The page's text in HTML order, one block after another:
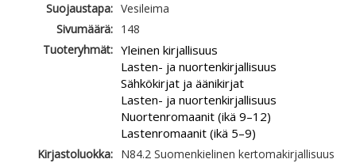
Suojaustapa: Vesileima
Sivumäärä: 148
Tuoteryhmät: Yleinen kirjallisuus
Lasten- ja nuortenkirjallisuus
Sähkökirjat ja äänikirjat
Lasten- ja nuortenkirjallisuus
Nuortenromaanit (ikä 9–12)
Lastenromaanit (ikä 5–9)
Kirjastoluokka: N84.2 Suomenkielinen kertomakirjallisuus